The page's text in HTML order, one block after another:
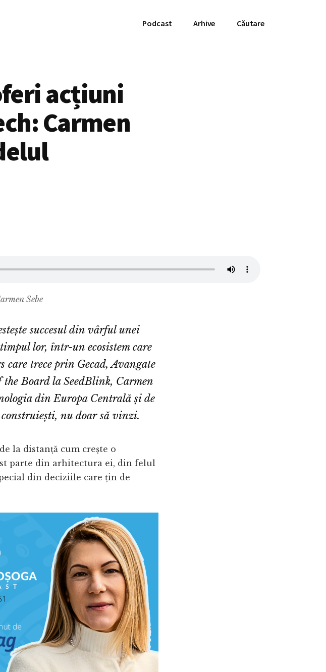
Podcast Arhive Căutare
acțiuni
Carmen
Sebe
succesul din vârful unei
lor, într-un ecosistem care
care trece prin Gecad, Avangate
Board la SeedBlink, Carmen
din Europa Centrală și de
construiești, nu doar să vinzi.
la distanță cum crește o
parte din arhitectura ei, din felul
din deciziile care țin de